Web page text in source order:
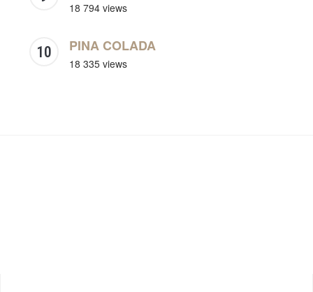
18 794 views
PINA COLADA
18 335 views